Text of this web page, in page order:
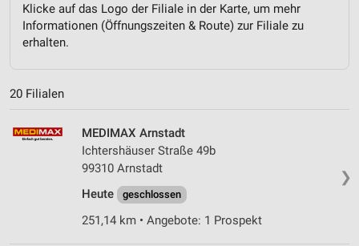
Klicke auf das Logo der Filiale in der Karte, um mehr
Informationen (Öffnungszeiten & Route) zur Filiale zu
erhalten.
20 Filialen
❯
MEDIMAX Arnstadt
Ichtershäuser Straße 49b
99310 Arnstadt
Heute
geschlossen
251,14 km • Angebote: 1 Prospekt